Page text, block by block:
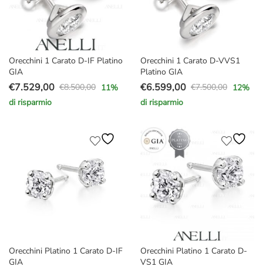
Orecchini 1 Carato D-IF Platino
GIA
€8.500,00
Il
prezzo
€7.529,00
Il
prezzo
11%
di risparmio
Orecchini 1 Carato D-VVS1
Platino GIA
€7.500,00
Il
prezzo
era:
€7.500,00.
€6.599,00
Il
prezzo
è:
€6.599,00.
12%
di risparmio
Orecchini Platino 1 Carato D-IF
GIA
Orecchini Platino 1 Carato D-
VS1 GIA